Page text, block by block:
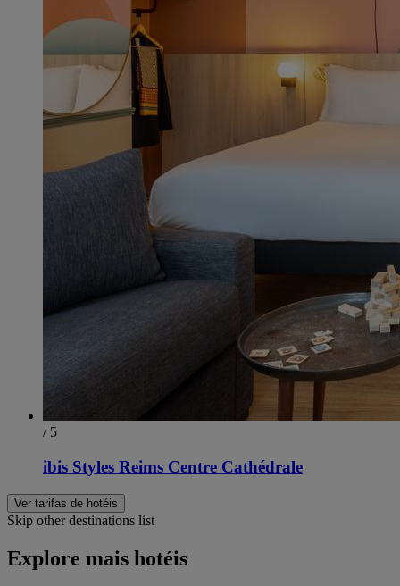
/ 5
ibis Styles Reims Centre Cathédrale
Ver tarifas de hotéis
Skip other destinations list
Explore mais hotéis